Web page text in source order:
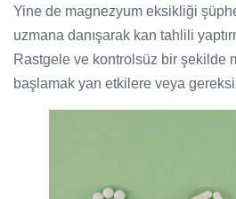
Yine de magnezyum eksikliği
uzmana danışarak kan tahlili
Rastgele ve kontrolsüz bir şekilde
başlamak yan etkilere veya